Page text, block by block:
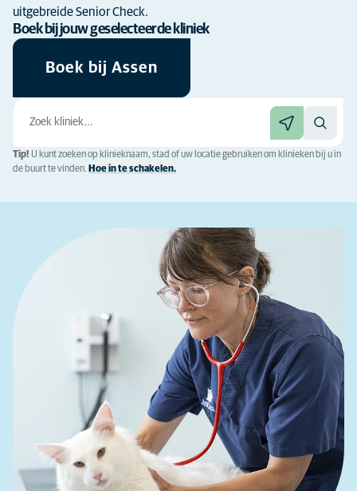
uitgebreide Senior Check.
Tip! U kunt zoeken op klinieknaam, stad of uw locatie gebruiken om klinieken bij u in
de buurt te vinden. Hoe in te schakelen.
Boek bij jouw geselecteerde kliniek
Boek bij Assen